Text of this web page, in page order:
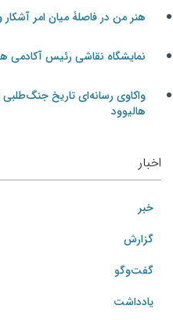
هنر من در فاصلۀ میان امر آشکار
نمایشگاه نقاشی رئیس آکادمی
واکاوی رسانه‌ای تاریخ جنگ‌طلبی
هالیوود
اخبار
خبر
گزارش
گفت‌وگو
یادداشت